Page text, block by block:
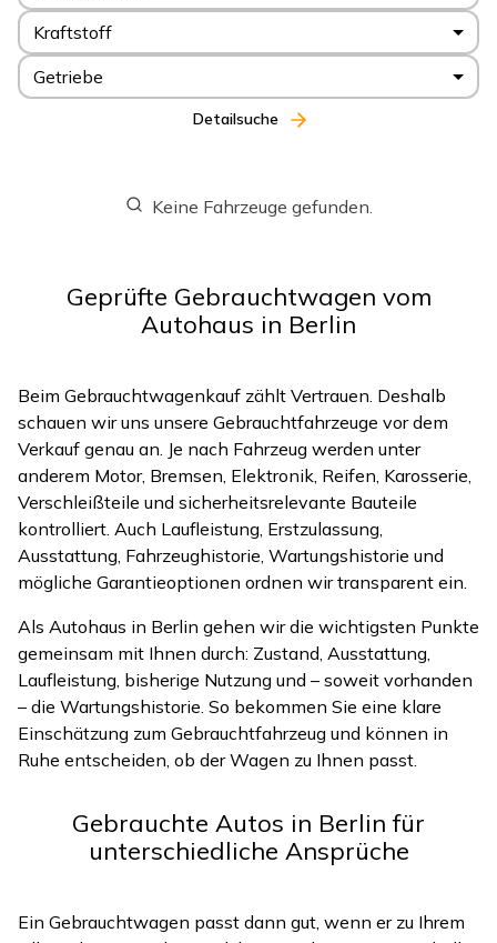
Kraftstoff
Getriebe
Detailsuche
Keine Fahrzeuge gefunden.
Geprüfte Gebrauchtwagen vom
Autohaus in Berlin
Beim Gebrauchtwagenkauf zählt Vertrauen. Deshalb
schauen wir uns unsere Gebrauchtfahrzeuge vor dem
Verkauf genau an. Je nach Fahrzeug werden unter
anderem Motor, Bremsen, Elektronik, Reifen, Karosserie,
Verschleißteile und sicherheitsrelevante Bauteile
kontrolliert. Auch Laufleistung, Erstzulassung,
Ausstattung, Fahrzeughistorie, Wartungshistorie und
mögliche Garantieoptionen ordnen wir transparent ein.
Als Autohaus in Berlin gehen wir die wichtigsten Punkte
gemeinsam mit Ihnen durch: Zustand, Ausstattung,
Laufleistung, bisherige Nutzung und – soweit vorhanden
– die Wartungshistorie. So bekommen Sie eine klare
Einschätzung zum Gebrauchtfahrzeug und können in
Ruhe entscheiden, ob der Wagen zu Ihnen passt.
Gebrauchte Autos in Berlin für
unterschiedliche Ansprüche
Ein Gebrauchtwagen passt dann gut, wenn er zu Ihrem